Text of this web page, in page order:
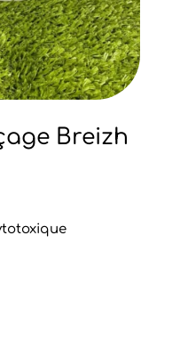
Breizh